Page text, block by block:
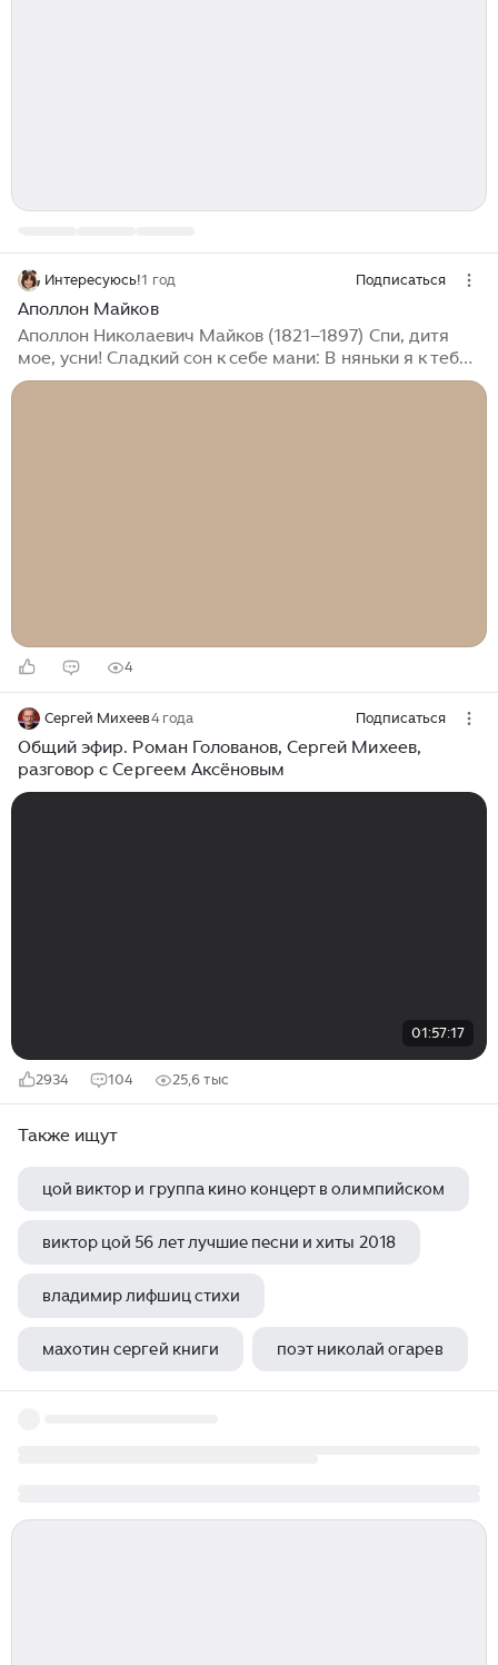
Интересуюсь!1 год Подписаться
Аполлон Майков
Аполлон Николаевич Майков (1821–1897) Спи, дитя
мое, усни! Сладкий сон к себе мани: В няньки я к тебе
взяла Ветер, солнце и орла Улетел орел домой;
4
Сергей Михеев4 года Подписаться
Общий эфир. Роман Голованов, Сергей Михеев,
разговор с Сергеем Аксёновым
01:57:17
2934 104 25,6 тыс
Также ищут
цой виктор и группа кино концерт в олимпийском
виктор цой 56 лет лучшие песни и хиты 2018
владимир лифшиц стихи
махотин сергей книги поэт николай огарев